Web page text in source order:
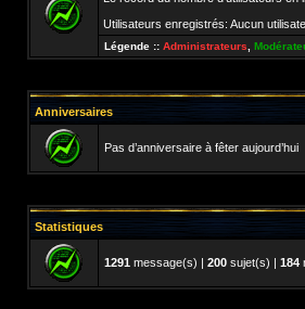
Utilisateurs enregistrés: Aucun
Légende :: Administrateurs
Anniversaires
Pas d’anniversaire à fêter aujourd’hui
Statistiques
1291 message(s) | 200 sujet(s) | 184